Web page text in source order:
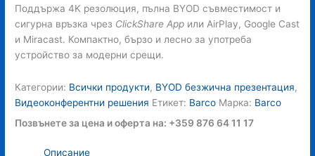
Поддържа 4K резолюция, пълна BYOD съвместимост и
сигурна връзка чрез ClickShare App или AirPlay, Google Cast
и Miracast. Компактно, бързо и лесно за употреба
устройство за модерни срещи.
Категории: Всички продукти, BYOD безжична презентация,
Видеоконферентни решения Етикет: Barco Марка: Barco
Позвънете за цена и оферта на: +359 876 64 11 17
Описание